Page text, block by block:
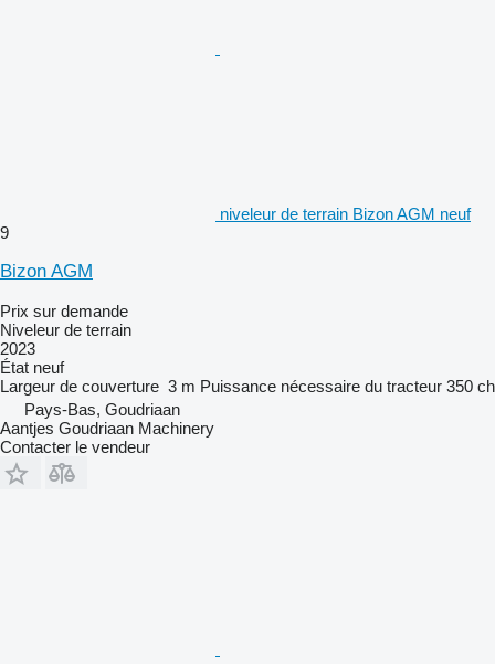
niveleur de terrain Bizon AGM neuf
9
Bizon AGM
Prix sur demande
Niveleur de terrain
2023
État neuf
Largeur de couverture 3 m Puissance nécessaire du tracteur 350 ch
Pays-Bas, Goudriaan
Aantjes Goudriaan Machinery
Contacter le vendeur